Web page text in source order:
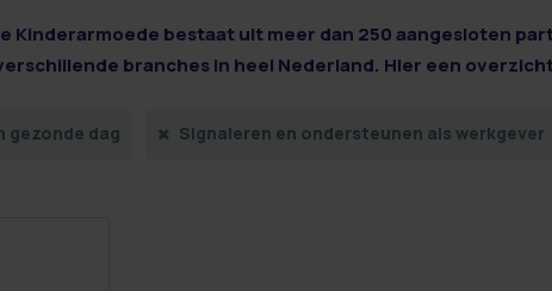
Kinderarmoede bestaat uit meer dan 250 aangesloten
branches in heel Nederland. Hier een
gezonde dag Signaleren en ondersteunen als werkgever